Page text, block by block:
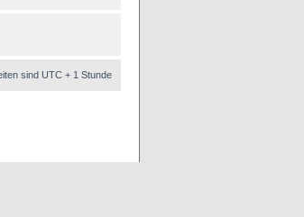
sind UTC + 1 Stunde